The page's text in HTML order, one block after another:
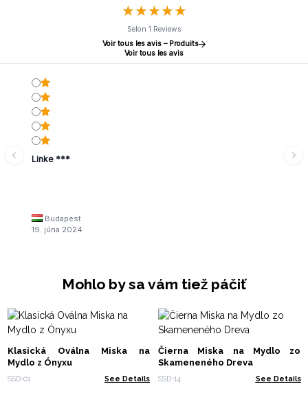
★★★★★
★★★★★
Selon 1 Reviews
Voir tous les avis – Produits
Voir tous les avis
Linke ***
Budapest
19. júna 2024
Mohlo by sa vám tiež páčiť
Klasická Oválna Miska na
Mydlo z Ónyxu
SSD-01 See Details
Čierna Miska na Mydlo zo
Skameneného Dreva
SSD-14 See Details